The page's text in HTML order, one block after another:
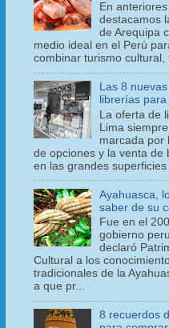
En
destacamos
de Arequipa
medio ideal en el Perú
combinar turismo cultural,
Las 8
librerías
La oferta de
Lima
marcada por
de opciones y la venta de
en las grandes superficies
Ayahuasca,
saber de su
Fue en el
gobierno
declaró
Cultural a los
tradicionales de la
a que pr...
8 recuerdos